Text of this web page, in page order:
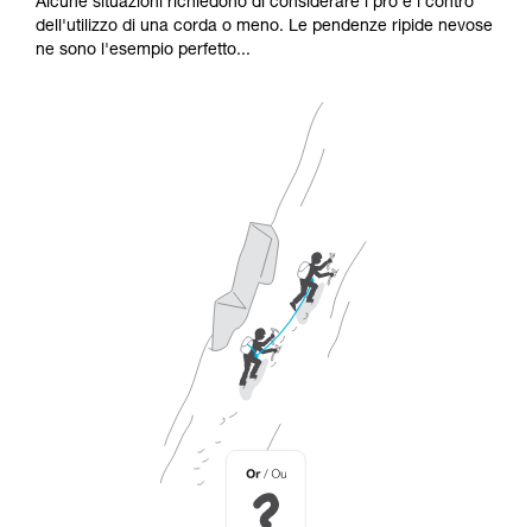
Alcune situazioni richiedono di considerare i pro e i contro
dell'utilizzo di una corda o meno. Le pendenze ripide nevose
ne sono l'esempio perfetto...